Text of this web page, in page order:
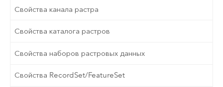
Свойства канала растра
Свойства каталога растров
Свойства наборов растровых данных
Свойства RecordSet/FeatureSet